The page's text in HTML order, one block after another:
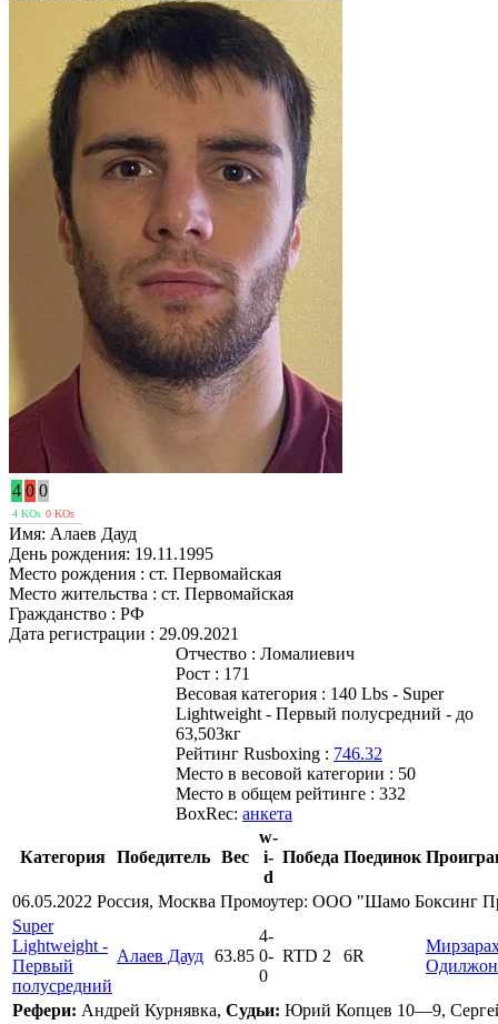
4 0 0
4 KOs 0 KOs
Имя: Алаев Дауд
День рождения: 19.11.1995
Место рождения : ст. Первомайская
Место жительства : ст. Первомайская
Гражданство : РФ
Дата регистрации : 29.09.2021
Отчество : Ломалиевич
Рост : 171
Весовая категория : 140 Lbs - Super
Lightweight - Первый полусредний - до
63,503кг
Рейтинг Rusboxing : 746.32
Место в весовой категории : 50
Место в общем рейтинге : 332
BoxRec: анкета
Категория Победитель Вес
w-
i-
d
Победа Поединок
06.05.2022 Россия, Москва Промоутер: ООО "Шамо Боксинг
Super
Lightweight -
Первый
полусредний
Алаев Дауд 63.85
4-
0-
0
RTD 2 6R
Одилжон
Рефери: Андрей Курнявка, Судьи: Юрий Копцев 10—9,